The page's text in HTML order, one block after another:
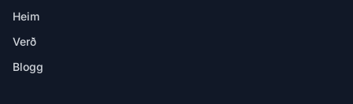
Heim
Verð
Blogg